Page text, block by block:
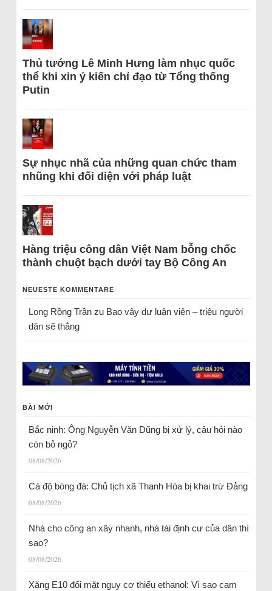
Thủ tướng Lê Minh Hưng làm nhục quốc
thể khi xin ý kiến chỉ đạo từ Tổng thống
Putin
Sự nhục nhã của những quan chức tham
nhũng khi đối diện với pháp luật
Hàng triệu công dân Việt Nam bỗng chốc
thành chuột bạch dưới tay Bộ Công An
NEUESTE KOMMENTARE
Long Rồng Trầnzu Bao vây dư luận viên – triệu người
dân sẽ thắng
BÀI MỚI
Bắc ninh: Ông Nguyễn Văn Dũng bị xử lý, câu hỏi nào
còn bỏ ngỏ?
08/08/2026
Cá độ bóng đá: Chủ tịch xã Thanh Hóa bị khai trừ Đảng
08/08/2026
Nhà cho công an xây nhanh, nhà tái định cư của dân thì
sao?
08/08/2026
Xăng E10 đối mặt nguy cơ thiếu ethanol: Vì sao cam